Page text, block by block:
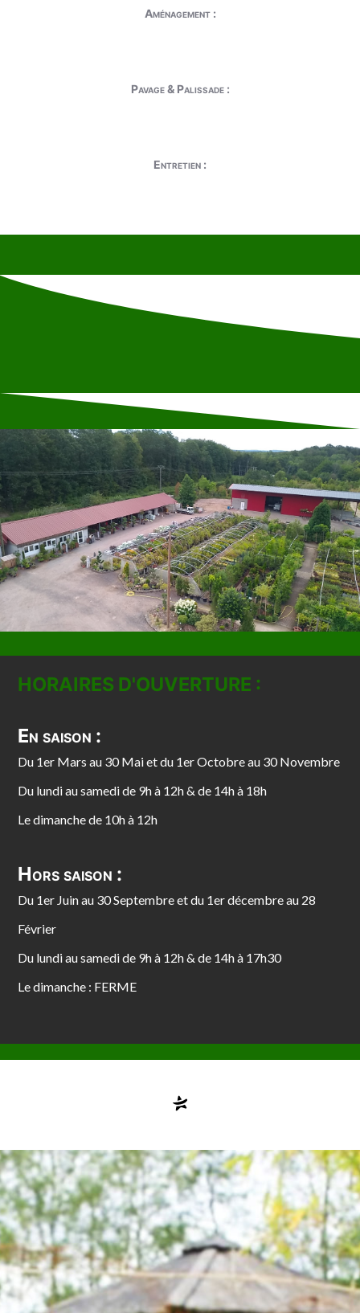
Aménagement :
Pavage & Palissade :
Entretien :
HORAIRES D'OUVERTURE :
En saison :
Du 1er Mars au 30 Mai et du 1er Octobre au 30 Novembre
Du lundi au samedi de 9h à 12h & de 14h à 18h
Le dimanche de 10h à 12h
Hors saison :
Du 1er Juin au 30 Septembre et du 1er décembre au 28
Février
Du lundi au samedi de 9h à 12h & de 14h à 17h30
Le dimanche : FERME